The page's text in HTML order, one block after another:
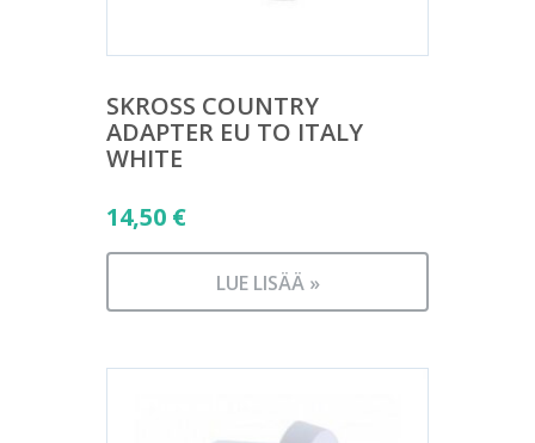
SKROSS COUNTRY
ADAPTER EU TO ITALY
WHITE
14,50 €
LUE LISÄÄ »